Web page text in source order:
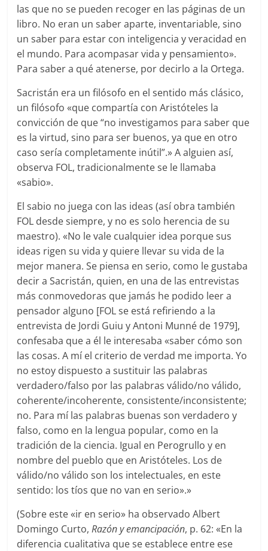
las que no se pueden recoger en las páginas de un
libro. No eran un saber aparte, inventariable, sino
un saber para estar con inteligencia y veracidad en
el mundo. Para acompasar vida y pensamiento».
Para saber a qué atenerse, por decirlo a la Ortega.
Sacristán era un filósofo en el sentido más clásico,
un filósofo «que compartía con Aristóteles la
convicción de que “no investigamos para saber que
es la virtud, sino para ser buenos, ya que en otro
caso sería completamente inútil”.» A alguien así,
observa FOL, tradicionalmente se le llamaba
«sabio».
El sabio no juega con las ideas (así obra también
FOL desde siempre, y no es solo herencia de su
maestro). «No le vale cualquier idea porque sus
ideas rigen su vida y quiere llevar su vida de la
mejor manera. Se piensa en serio, como le gustaba
decir a Sacristán, quien, en una de las entrevistas
más conmovedoras que jamás he podido leer a
pensador alguno [FOL se está refiriendo a la
entrevista de Jordi Guiu y Antoni Munné de 1979],
confesaba que a él le interesaba «saber cómo son
las cosas. A mí el criterio de verdad me importa. Yo
no estoy dispuesto a sustituir las palabras
verdadero/falso por las palabras válido/no válido,
coherente/incoherente, consistente/inconsistente;
no. Para mí las palabras buenas son verdadero y
falso, como en la lengua popular, como en la
tradición de la ciencia. Igual en Perogrullo y en
nombre del pueblo que en Aristóteles. Los de
válido/no válido son los intelectuales, en este
sentido: los tíos que no van en serio».»
(Sobre este «ir en serio» ha observado Albert
Domingo Curto,Razón y emancipación, p. 62: «En la
diferencia cualitativa que se establece entre ese